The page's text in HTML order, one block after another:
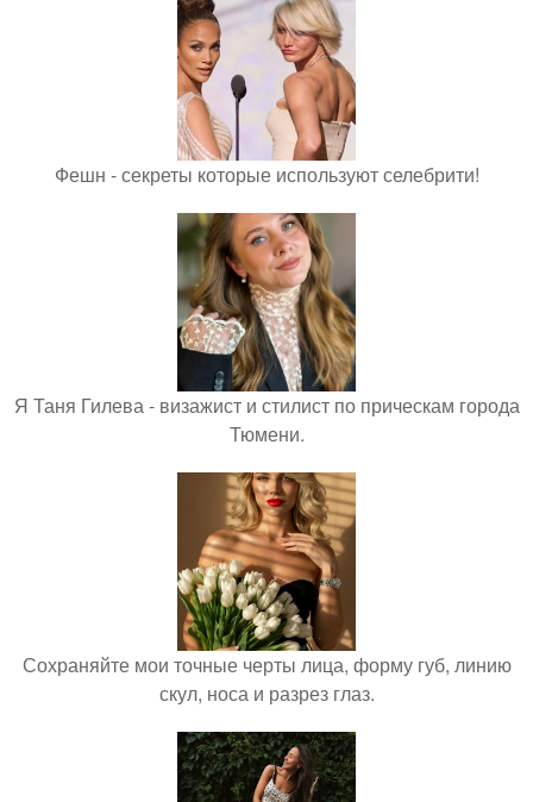
Фешн - секреты которые используют селебрити!
Я Таня Гилева - визажист и стилист по прическам города
Тюмени.
Сохраняйте мои точные черты лица, форму губ, линию
скул, носа и разрез глаз.